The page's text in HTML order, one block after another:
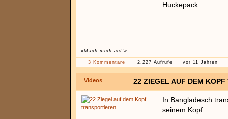
«Mach mich auf!»
Huckepack.
3 Kommentare 2.227 Aufrufe vor 11 Jahren
Videos 22 ZIEGEL AUF DEM KOPF
In Bangladesch
seinem Kopf.